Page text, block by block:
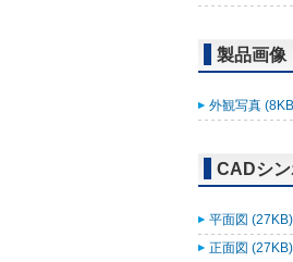
製品画像
外観写真
CADシ
平面図 (27KB)
正面図 (27KB)